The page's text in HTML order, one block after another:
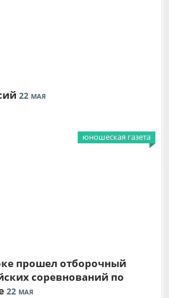
22 МАЯ
юношеская газета
прошел отборочный
соревнований по
22 МАЯ